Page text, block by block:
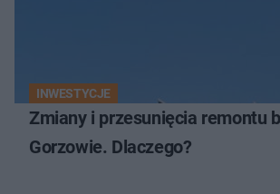
INWESTYCJE
Zmiany i przesunięcia remontu
Gorzowie. Dlaczego?